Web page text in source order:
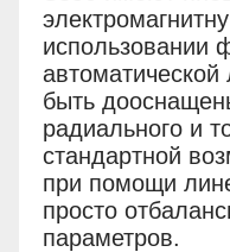
использовании
быть
радиального и
стандартной
при помощи
просто
параметров.